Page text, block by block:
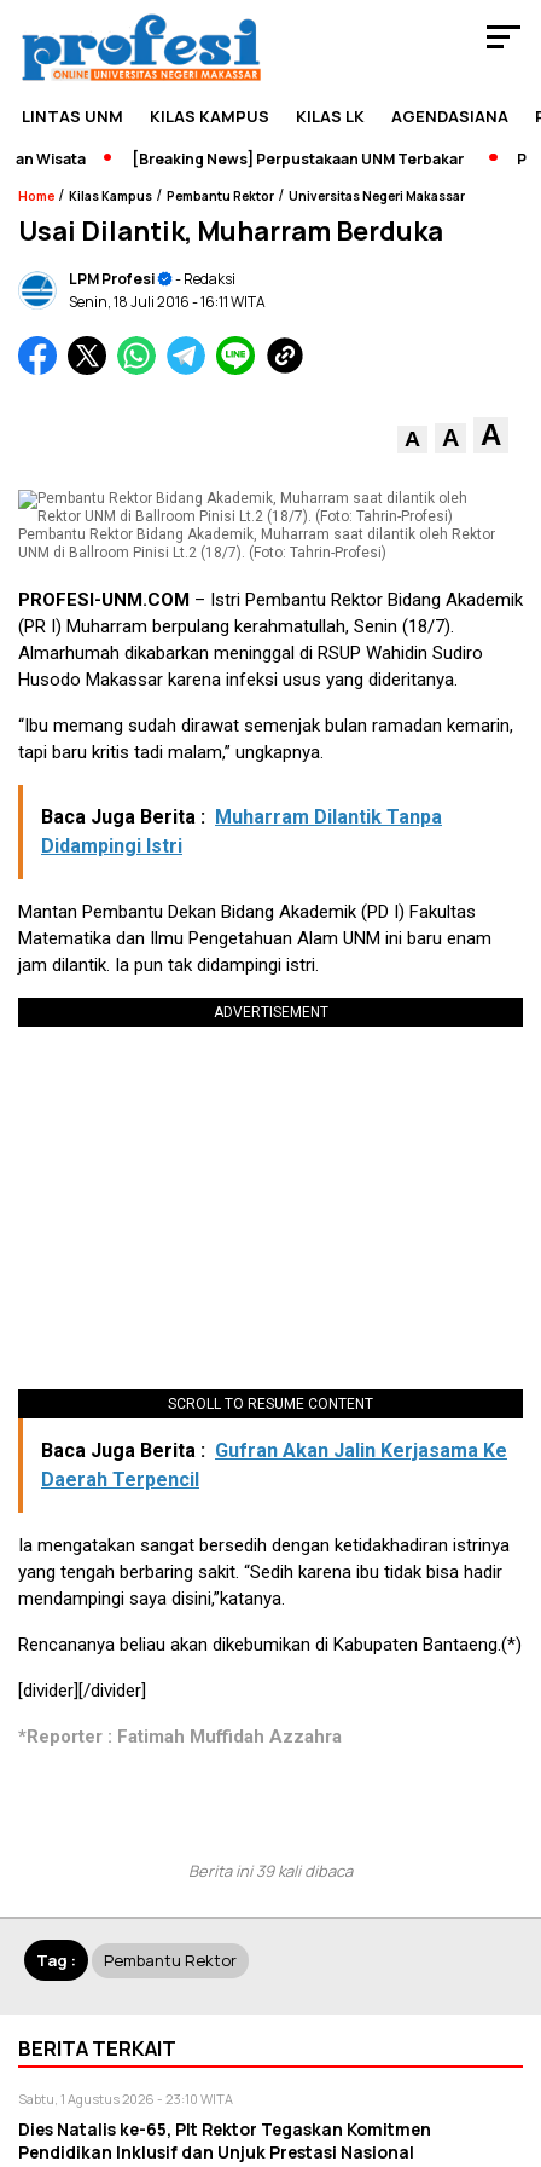
LINTAS UNM KILAS KAMPUS KILAS LK AGENDASIANA
Wisata [Breaking News] Perpustakaan UNM Terbakar
Home / Kilas Kampus / Pembantu Rektor / Universitas Negeri Makassar
Usai Dilantik, Muharram Berduka
LPM Profesi
- Redaksi
Senin, 18 Juli 2016- 16:11 WITA
A A A
Pembantu Rektor Bidang Akademik, Muharram saat dilantik oleh Rektor
UNM di Ballroom Pinisi Lt.2 (18/7). (Foto: Tahrin-Profesi)
PROFESI-UNM.COM – Istri Pembantu Rektor Bidang Akademik
(PR I) Muharram berpulang kerahmatullah, Senin (18/7).
Almarhumah dikabarkan meninggal di RSUP Wahidin Sudiro
Husodo Makassar karena infeksi usus yang dideritanya.
“Ibu memang sudah dirawat semenjak bulan ramadan kemarin,
tapi baru kritis tadi malam,” ungkapnya.
Baca Juga Berita : Muharram Dilantik Tanpa
Didampingi Istri
Mantan Pembantu Dekan Bidang Akademik (PD I) Fakultas
Matematika dan Ilmu Pengetahuan Alam UNM ini baru enam
jam dilantik. Ia pun tak didampingi istri.
ADVERTISEMENT
SCROLL TO RESUME CONTENT
Baca Juga Berita : Gufran Akan Jalin Kerjasama Ke
Daerah Terpencil
Ia mengatakan sangat bersedih dengan ketidakhadiran istrinya
yang tengah berbaring sakit. “Sedih karena ibu tidak bisa hadir
mendampingi saya disini,”katanya.
Rencananya beliau akan dikebumikan di Kabupaten Bantaeng.(*)
[divider][/divider]
*Reporter : Fatimah Muffidah Azzahra
Berita ini 39 kali dibaca
Tag : Pembantu Rektor
BERITA TERKAIT
Sabtu, 1 Agustus 2026 - 23:10 WITA
Dies Natalis ke-65, Plt Rektor Tegaskan Komitmen
Pendidikan Inklusif dan Unjuk Prestasi Nasional